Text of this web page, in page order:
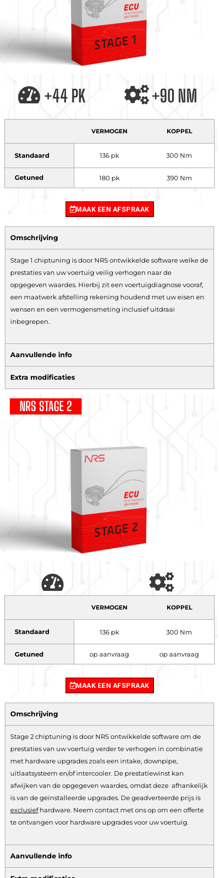
+44 PK +90 NM
VERMOGEN KOPPEL
Standaard 136 pk 300 Nm
Getuned 180 pk 390 Nm
MAAK EEN AFSPRAAK
Omschrijving
Stage 1 chiptuning is door NRS ontwikkelde software welke de
prestaties van uw voertuig veilig verhogen naar de
opgegeven waardes. Hierbij zit een voertuigdiagnose vooraf,
een maatwerk afstelling rekening houdend met uw eisen en
wensen en een vermogensmeting inclusief uitdraai
inbegrepen.
Aanvullende info
Extra modificaties
NRS STAGE 2
VERMOGEN KOPPEL
Standaard 136 pk 300 Nm
Getuned op aanvraag op aanvraag
MAAK EEN AFSPRAAK
Omschrijving
Stage 2 chiptuning is door NRS ontwikkelde software om de
prestaties van uw voertuig verder te verhogen in combinatie
met hardware upgrades zoals een intake, downpipe,
uitlaatsysteem en/of intercooler. De prestatiewinst kan
afwijken van de opgegeven waardes, omdat deze afhankelijk
is van de geïnstalleerde upgrades. De geadverteerde prijs is
exclusiefhardware. Neem contact met ons op om een offerte
te ontvangen voor hardware upgrades voor uw voertuig.
Aanvullende info